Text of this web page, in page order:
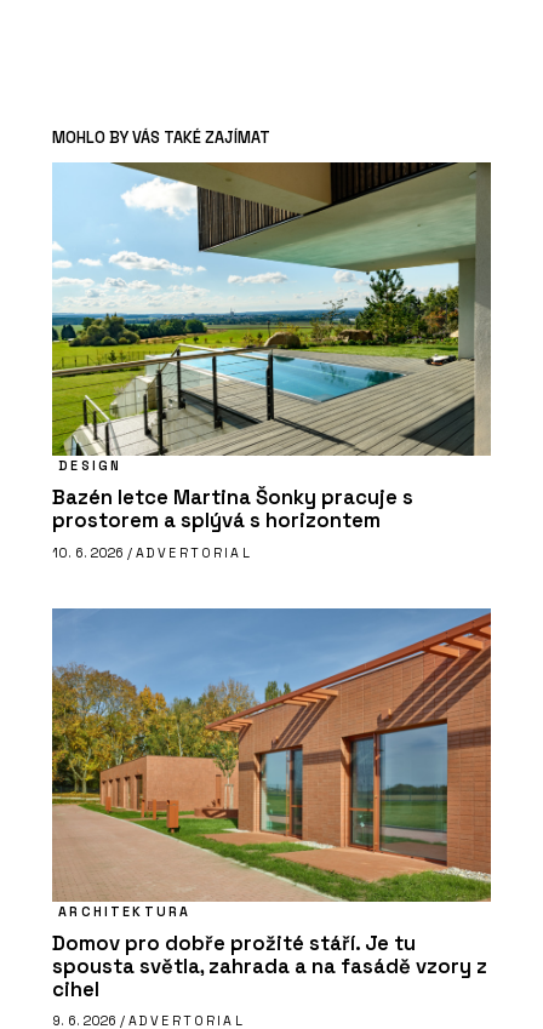
MOHLO BY VÁS TAKÉ ZAJÍMAT
DESIGN
Bazén letce Martina Šonky pracuje s
prostorem a splývá s horizontem
10. 6. 2026 / ADVERTORIAL
ARCHITEKTURA
Domov pro dobře prožité stáří. Je tu
spousta světla, zahrada a na fasádě vzory z
cihel
9. 6. 2026 / ADVERTORIAL